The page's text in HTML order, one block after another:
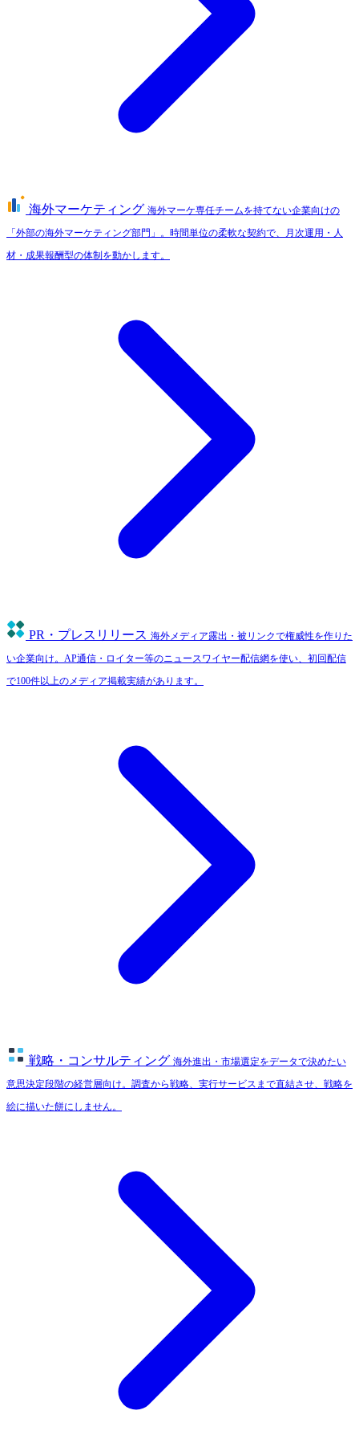
海外マーケティング 海外マーケ専任チームを持てない企業向けの
「外部の海外マーケティング部門」。時間単位の柔軟な契約で、月次運用・人
材・成果報酬型の体制を動かします。
PR・プレスリリース 海外メディア露出・被リンクで権威性を作りた
い企業向け。AP通信・ロイター等のニュースワイヤー配信網を使い、初回配信
で100件以上のメディア掲載実績があります。
戦略・コンサルティング 海外進出・市場選定をデータで決めたい
意思決定段階の経営層向け。調査から戦略、実行サービスまで直結させ、戦略を
絵に描いた餅にしません。